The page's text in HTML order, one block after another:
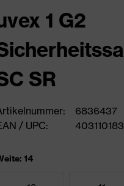
1 G2
SR
6836437
/ UPC:
14